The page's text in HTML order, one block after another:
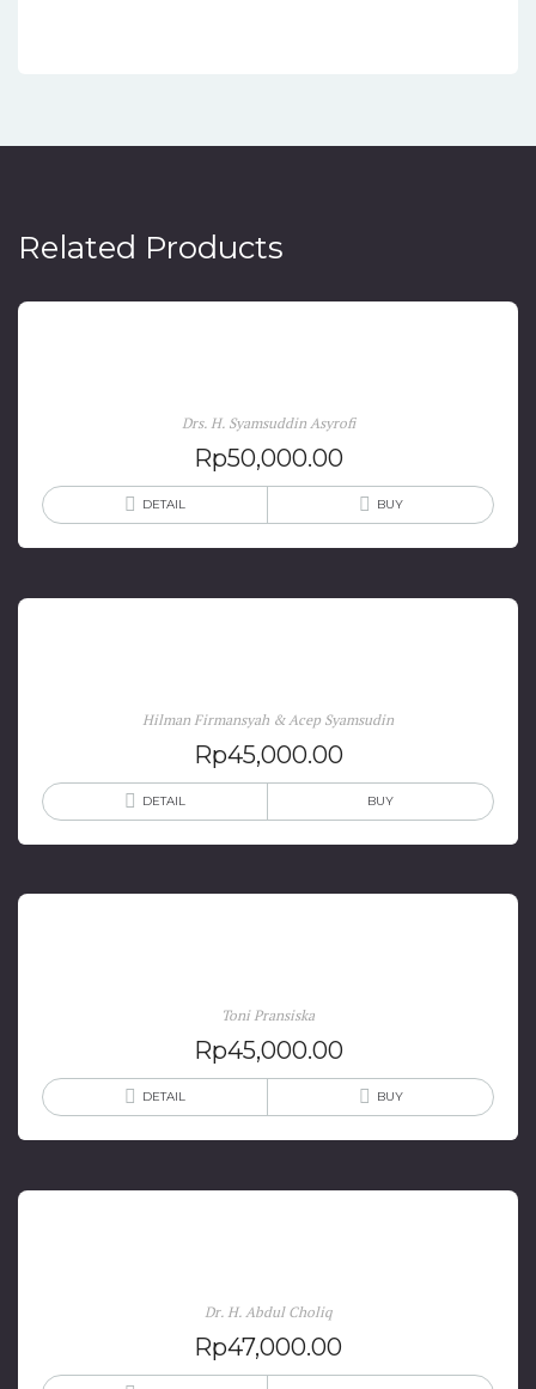
Related Products
Drs. H. Syamsuddin Asyrofi
Rp50,000.00
DETAIL BUY
Hilman Firmansyah & Acep Syamsudin
Rp45,000.00
DETAIL BUY
Toni Pransiska
Rp45,000.00
DETAIL BUY
Dr. H. Abdul Choliq
Rp47,000.00